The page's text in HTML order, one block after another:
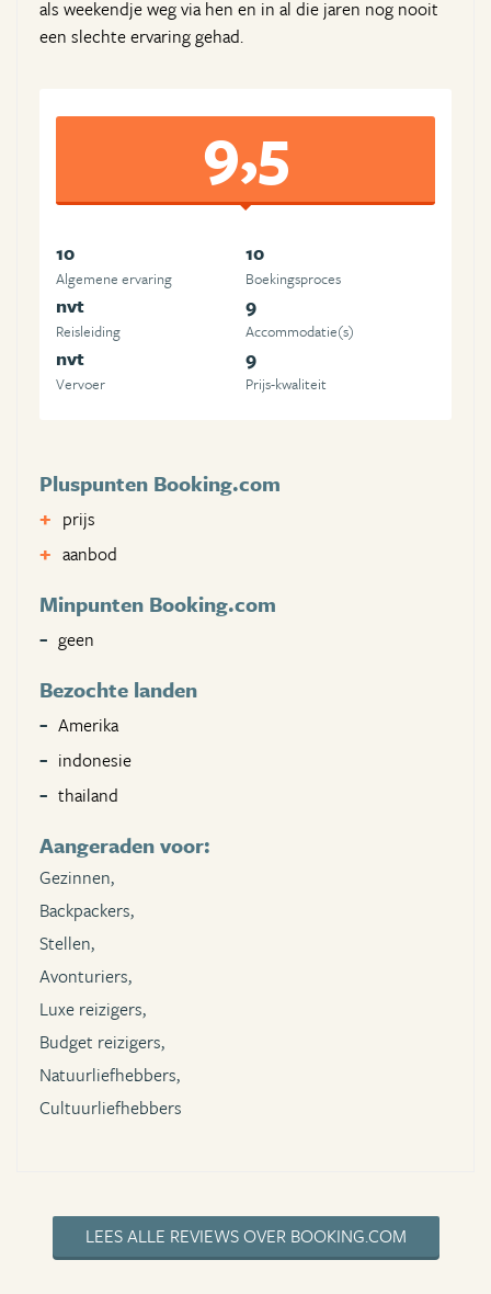
als weekendje weg via hen en in al die jaren nog nooit
een slechte ervaring gehad.
9,5
10
Algemene ervaring
10
Boekingsproces
nvt
Reisleiding
9
Accommodatie(s)
nvt
Vervoer
9
Prijs-kwaliteit
Pluspunten Booking.com
prijs
aanbod
Minpunten Booking.com
geen
Bezochte landen
Amerika
indonesie
thailand
Aangeraden voor:
Gezinnen,
Backpackers,
Stellen,
Avonturiers,
Luxe reizigers,
Budget reizigers,
Natuurliefhebbers,
Cultuurliefhebbers
LEES ALLE REVIEWS OVER BOOKING.COM